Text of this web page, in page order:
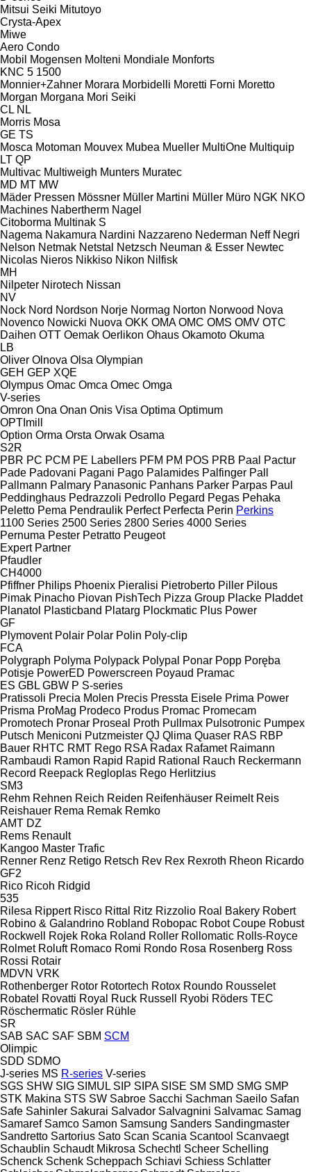
Mitsui Seiki Mitutoyo
Crysta-Apex
Miwe
Aero Condo
Mobil
Mogensen Molteni Mondiale Monforts
KNC 5 1500
Monnier+Zahner Morara Morbidelli Moretti Forni Moretto
Morgan Morgana Mori Seiki
CL NL
Morris Mosa
GE TS
Mosca Motoman Mouvex Mubea Mueller MultiOne Multiquip
LT QP
Multivac Multiweigh Munters Muratec
MD MT MW
Mäder Pressen Mössner Müller Martini Müller Müro NGK NKO
Machines Nabertherm Nagel
Citoborma Multinak S
Nagema Nakamura Nardini Nazzareno Nederman Neff Negri
Nelson Netmak Netstal Netzsch Neuman & Esser Newtec
Nicolas Nieros Nikkiso Nikon Nilfisk
MH
Nilpeter Nirotech Nissan
NV
Nock Nord Nordson Norje Normag Norton Norwood Nova
Novenco Nowicki Nuova OKK OMA OMC OMS OMV OTC
Daihen OTT Oemak Oerlikon Ohaus Okamoto Okuma
LB
Oliver Olnova Olsa Olympian
GEH GEP XQE
Olympus Omac Omca Omec Omga
V-series
Omron Ona Onan Onis Visa Optima Optimum
OPTImill
Option Orma Orsta Orwak Osama
S2R
PBR PC PCM PE Labellers PFM PM POS PRB Paal
Pactur
Pade Padovani Pagani Pago Palamides Palfinger Pall
Pallmann Palmary Panasonic Panhans Parker Parpas Paul
Peddinghaus Pedrazzoli Pedrollo Pegard Pegas Pehaka
Peletto Pema Pendraulik Perfect Perfecta Perin Perkins
1100 Series 2500 Series 2800 Series 4000 Series
Pernuma Pester Petratto Peugeot
Expert Partner
Pfaudler
CH4000
Pfiffner Philips Phoenix Pieralisi Pietroberto Piller Pilous
Pimak Pinacho Piovan PishTech Pizza Group Placke Pladdet
Planatol Plasticband Platarg Plockmatic Plus Power
GF
Plymovent Polair Polar Polin Poly-clip
FCA
Polygraph Polyma Polypack Polypal Ponar Popp Poręba
Potisje PowerED Powerscreen Poyaud Pramac
ES GBL GBW P S-series
Pratissoli Precia Molen Precis Pressta Eisele Prima Power
Prisma ProMag Prodeco Produs Promac Promecam
Promotech Pronar Proseal Proth Pullmax Pulsotronic Pumpex
Putsch Meniconi Putzmeister QJ Qlima Quaser RAS RBP
Bauer RHTC RMT Rego RSA Radax Rafamet Raimann
Rambaudi Ramon Rapid Rapid Rational Rauch Reckermann
Record Reepack Regloplas Rego Herlitzius
SM3
Rehm Rehnen Reich Reiden Reifenhäuser Reimelt Reis
Reishauer Rema Remak Remko
AMT DZ
Rems Renault
Kangoo Master Trafic
Renner Renz Retigo Retsch Rev Rex Rexroth Rheon Ricardo
GF2
Rico Ricoh Ridgid
535
Rilesa Rippert Risco Rittal Ritz Rizzolio Roal Bakery Robert
Robino & Galandrino Robland Robopac Robot Coupe Robust
Rockwell
Rojek Roka Roland Roller Rollomatic Rolls-Royce
Rolmet Roluft Romaco Romi Rondo Rosa Rosenberg Ross
Rossi Rotair
MDVN VRK
Rothenberger Rotor Rotortech Rotox Roundo Rousselet
Robatel Rovatti Royal Ruck Russell Ryobi Röders TEC
Röschermatic Rösler Rühle
SR
SAB SAC SAF SBM SCM
Olimpic
SDD SDMO
J-series MS R-series V-series
SGS SHW SIG SIMUL SIP SIPA SISE SM SMD SMG SMP
STK Makina STS SW Sabroe Sacchi Sachman Saeilo Safan
Safe Sahinler Sakurai Salvador Salvagnini Salvamac Samag
Samaref Samco Samon Samsung Sanders Sandingmaster
Sandretto Sartorius Sato Scan Scania Scantool Scanvaegt
Schaublin Schaudt Mikrosa Schechtl Scheer Schelling
Schenck Schenk Scheppach Schiavi Schiess Schlatter